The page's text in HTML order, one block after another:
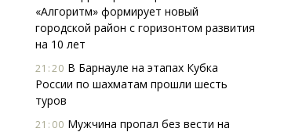
«Алгоритм» формирует новый
городской район с горизонтом развития
на 10 лет
21:20 В Барнауле на этапах Кубка
России по шахматам прошли шесть
туров
21:00 Мужчина пропал без вести на